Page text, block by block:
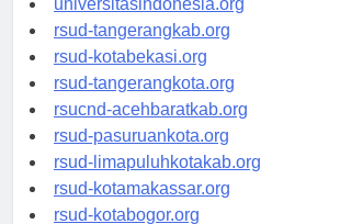
universitasindonesia.org
rsud-tangerangkab.org
rsud-kotabekasi.org
rsud-tangerangkota.org
rsucnd-acehbaratkab.org
rsud-pasuruankota.org
rsud-limapuluhkotakab.org
rsud-kotamakassar.org